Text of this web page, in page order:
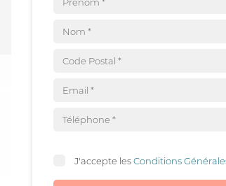
J'accepte lesConditions